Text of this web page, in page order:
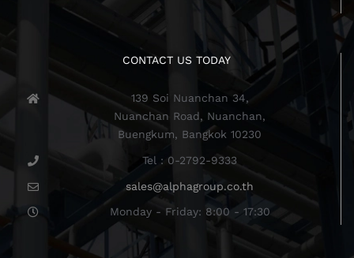
CONTACT US TODAY
139 Soi Nuanchan 34,
Nuanchan Road, Nuanchan,
Buengkum, Bangkok 10230
Tel : 0-2792-9333
sales@alphagroup.co.th
Monday - Friday: 8:00 - 17:30